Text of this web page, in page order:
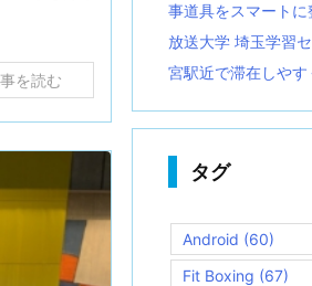
を読む
事道具をスマートに
放送大学 埼玉学習
宮駅近で滞在しや
タグ
Android (60)
Fit Boxing (67)